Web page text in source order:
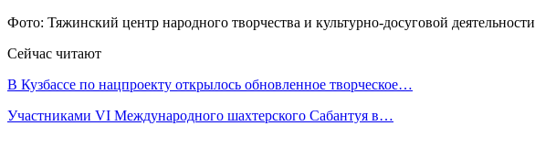
Фото: Тяжинский центр народного творчества и культурно-досуговой деятельности
Сейчас читают
В Кузбассе по нацпроекту открылось обновленное творческое…
Участниками VI Международного шахтерского Сабантуя в…